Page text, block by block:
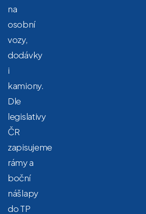
na
osobní
vozy,
dodávky
i
kamiony.
Dle
legislativy
ČR
zapisujeme
rámy a
boční
nášlapy
do TP